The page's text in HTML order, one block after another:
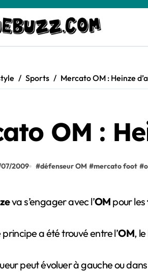
Sports Mercato OM : Heinze
OM :
2009 #défenseur OM #mercato foot #
va s’engager avec l’OM pour les
a été trouvé entre l’OM, le
peut évoluer à gauche ou